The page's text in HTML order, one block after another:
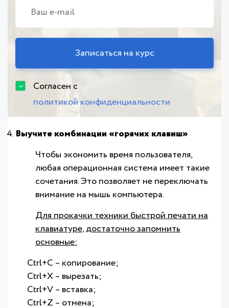
Согласен с
политикой конфиденциальности
Выучите комбинации «горячих клавиш»
Чтобы экономить время пользователя,
любая операционная система имеет такие
сочетания. Это позволяет не переключать
внимание на мышь компьютера.
Для прокачки техники быстрой печати на
клавиатуре, достаточно запомнить
основные:
Ctrl+C – копирование;
Ctrl+X – вырезать;
Ctrl+V – вставка;
Ctrl+Z – отмена;